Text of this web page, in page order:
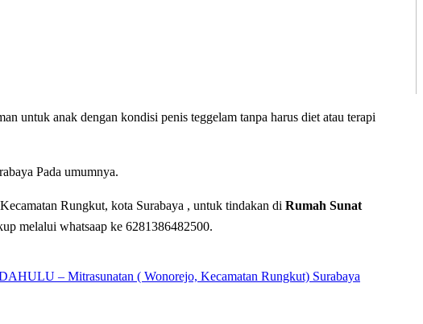
untuk anak dengan kondisi penis teggelam tanpa harus diet atau terapi
Pada umumnya.
Rungkut, kota Surabaya , untuk tindakan di Rumah Sunat
melalui whatsaap ke 6281386482500.
– Mitrasunatan ( Wonorejo, Kecamatan Rungkut) Surabaya